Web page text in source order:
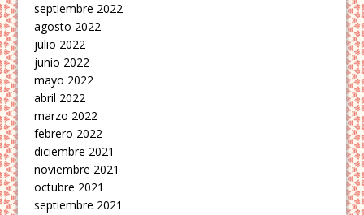
septiembre 2022
agosto 2022
julio 2022
junio 2022
mayo 2022
abril 2022
marzo 2022
febrero 2022
diciembre 2021
noviembre 2021
octubre 2021
septiembre 2021